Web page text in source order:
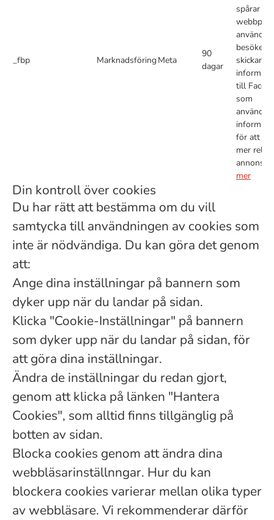
_fbp MarknadsföringMeta
90
dagar
spårar
besöker
skickar
till
som
använder
för att
mer
mer
Din kontroll över cookies
Du har rätt att bestämma om du vill
samtycka till användningen av cookies som
inte är nödvändiga. Du kan göra det genom
att:
Ange dina inställningar på bannern som
dyker upp när du landar på sidan.
Klicka "Cookie-Inställningar" på bannern
som dyker upp när du landar på sidan, för
att göra dina inställningar.
Ändra de inställningar du redan gjort,
genom att klicka på länken "Hantera
Cookies", som alltid finns tillgänglig på
botten av sidan.
Blocka cookies genom att ändra dina
webbläsarinställnngar. Hur du kan
blockera cookies varierar mellan olika typer
av webbläsare. Vi rekommenderar därför